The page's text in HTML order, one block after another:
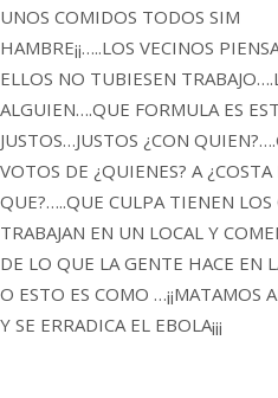
UNOS COMIDOS TODOS SIM
HAMBRE¡¡…..LOS VECINOS
ELLOS NO TUBIESEN
ALGUIEN….QUE FORMULA ES
JUSTOS…JUSTOS ¿CON
VOTOS DE ¿QUIENES? A ¿COSTA
QUE?…..QUE CULPA TIENEN LOS
TRABAJAN EN UN LOCAL Y
DE LO QUE LA GENTE HACE EN
O ESTO ES COMO …¡¡MATAMOS
Y SE ERRADICA EL EBOLA¡¡¡